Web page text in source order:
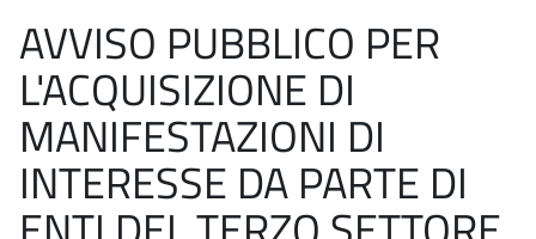
AVVISO PUBBLICO PER
L'ACQUISIZIONE DI
MANIFESTAZIONI DI
INTERESSE DA PARTE DI